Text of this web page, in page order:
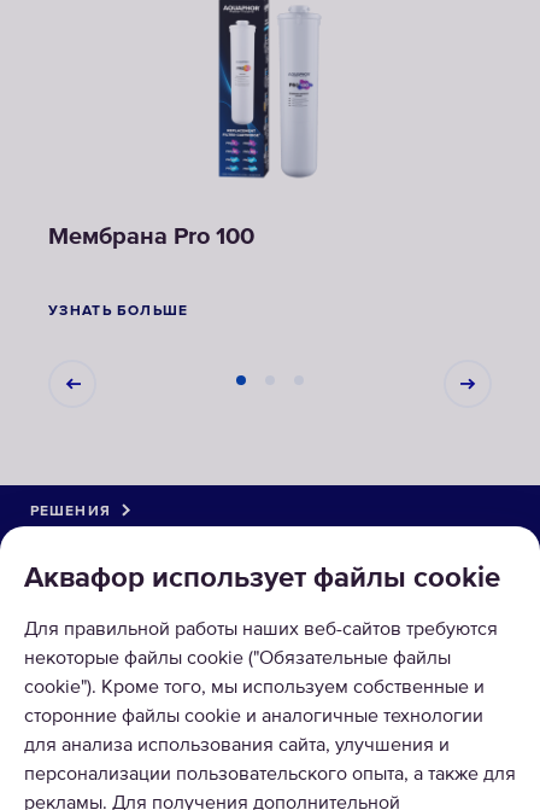
Мембрана Pro 100
УЗНАТЬ БОЛЬШЕ
Аквафор использует файлы сookie
Для правильной работы наших веб-сайтов требуются
некоторые файлы cookie ("Обязательные файлы
cookie"). Кроме того, мы используем собственные и
сторонние файлы cookie и аналогичные технологии
для анализа использования сайта, улучшения и
персонализации пользовательского опыта, а также для
рекламы. Для получения дополнительной
РЕШЕНИЯ
КАТАЛОГ
О КОМПАНИИ
ПРИНИМАЕМ К ОПЛАТЕ